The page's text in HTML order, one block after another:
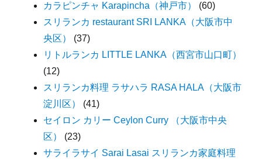
カラピンチャ Karapincha（神戸市）
(60)
スリランカ restaurant SRI LANKA（大阪市中
央区）
(37)
リトルランカ LITTLE LANKA（西宮市山口町）
(12)
スリランカ料理 ラサハラ RASA HALA（大阪市
淀川区）
(41)
セイロン カリー Ceylon Curry （大阪市中央
区）
(23)
サライラサイ Sarai Lasai スリランカ家庭料理